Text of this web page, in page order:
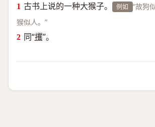
古书上说的一种大猴子。 例如 “故狗
猴似人。”
同“攫”。